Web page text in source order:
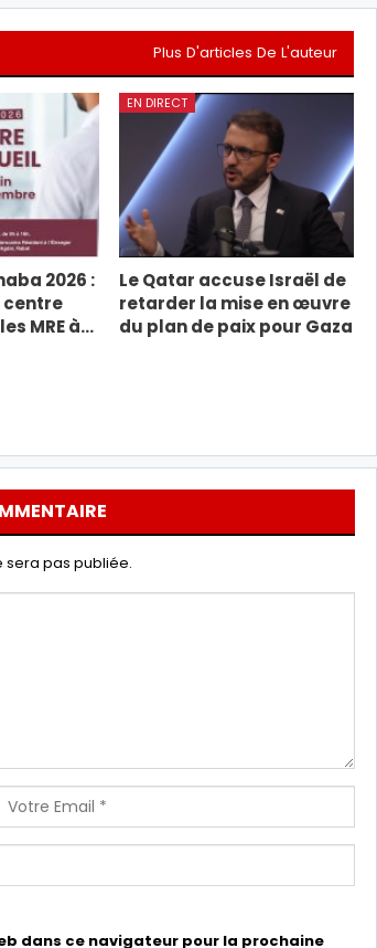
Plus D'articles De L'auteur
2026 :
centre
MRE à…
EN DIRECT
Le Qatar accuse Israël de
retarder la mise en œuvre
du plan de paix pour Gaza
sera pas publiée.
dans ce navigateur pour la prochaine